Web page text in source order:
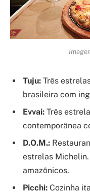
Tuju: Três
brasileira com
Evvai: Três
contemporânea
D.O.M.:
estrelas
amazônicos.
Picchi: Cozinha